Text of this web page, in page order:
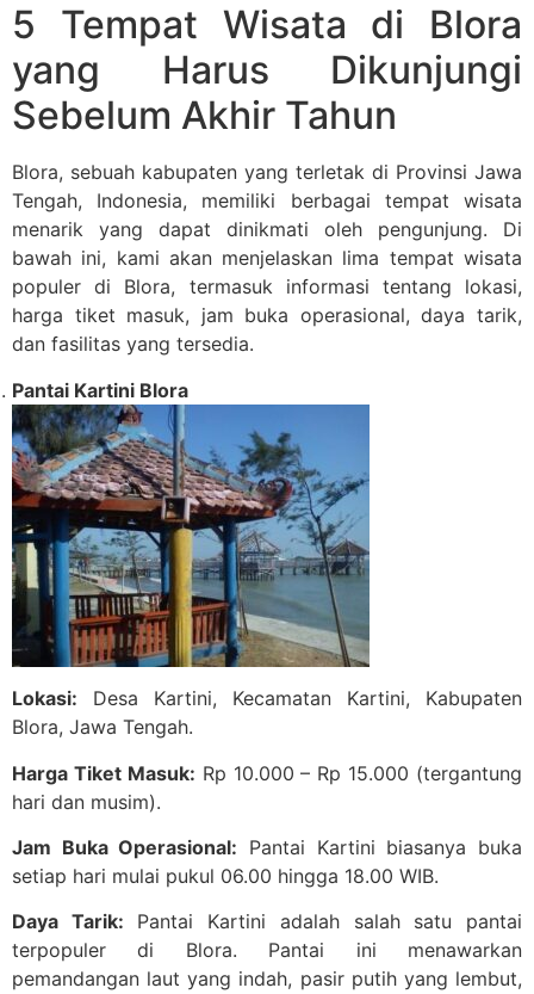
5 Tempat Wisata di Blora
yang Harus Dikunjungi
Sebelum Akhir Tahun
Blora, sebuah kabupaten yang terletak di Provinsi Jawa
Tengah, Indonesia, memiliki berbagai tempat wisata
menarik yang dapat dinikmati oleh pengunjung. Di
bawah ini, kami akan menjelaskan lima tempat wisata
populer di Blora, termasuk informasi tentang lokasi,
harga tiket masuk, jam buka operasional, daya tarik,
dan fasilitas yang tersedia.
Pantai Kartini Blora
Lokasi: Desa Kartini, Kecamatan Kartini, Kabupaten
Blora, Jawa Tengah.
Harga Tiket Masuk: Rp 10.000 – Rp 15.000 (tergantung
hari dan musim).
Jam Buka Operasional: Pantai Kartini biasanya buka
setiap hari mulai pukul 06.00 hingga 18.00 WIB.
Daya Tarik: Pantai Kartini adalah salah satu pantai
terpopuler di Blora. Pantai ini menawarkan
pemandangan laut yang indah, pasir putih yang lembut,